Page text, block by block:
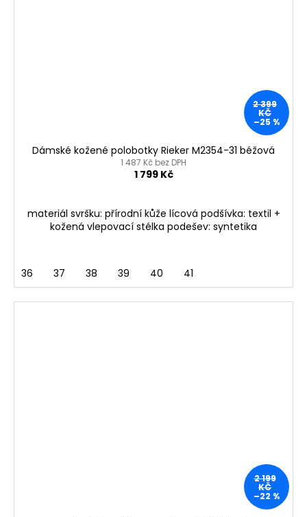
2 399
KČ
–25 %
Dámské kožené polobotky Rieker M2354-31 béžová
1 487 Kč bez DPH
1 799 Kč
materiál svršku: přírodní kůže lícová podšívka: textil +
kožená vlepovací stélka podešev: syntetika
36 37 38 39 40 41
2 199
KČ
–22 %